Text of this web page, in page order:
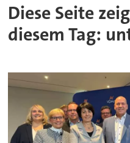
Diese Seite
diesem Tag: